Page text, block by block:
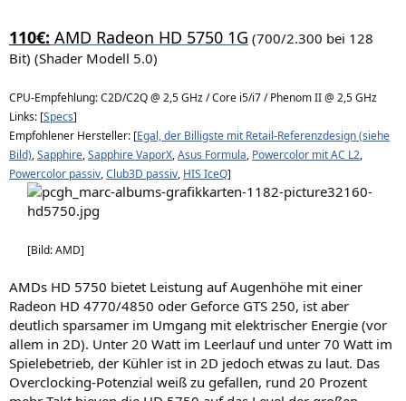
110€: AMD Radeon HD 5750 1G (700/2.300 bei 128
Bit) (Shader Modell 5.0)
CPU-Empfehlung: C2D/C2Q @ 2,5 GHz / Core i5/i7 / Phenom II @ 2,5 GHz
Links: [Specs]
Empfohlener Hersteller: [Egal, der Billigste mit Retail-Referenzdesign (siehe
Bild),Sapphire,Sapphire VaporX,Asus Formula, Powercolor mit AC L2,
Powercolor passiv,Club3D passiv, HIS IceQ]
[Bild: AMD]
AMDs HD 5750 bietet Leistung auf Augenhöhe mit einer
Radeon HD 4770/4850 oder Geforce GTS 250, ist aber
deutlich sparsamer im Umgang mit elektrischer Energie (vor
allem in 2D). Unter 20 Watt im Leerlauf und unter 70 Watt im
Spielebetrieb, der Kühler ist in 2D jedoch etwas zu laut. Das
Overclocking-Potenzial weiß zu gefallen, rund 20 Prozent